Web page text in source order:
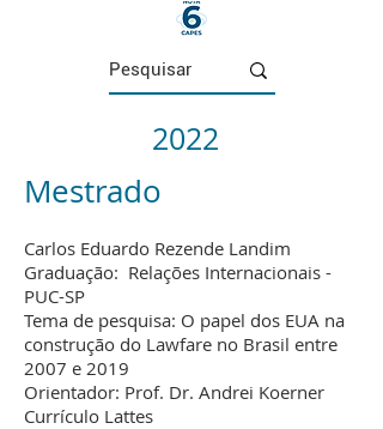
2022
Mestrado
Carlos Eduardo Rezende Landim
Graduação: Relações Internacionais -
PUC-SP
Tema de pesquisa: O papel dos EUA na
construção do Lawfare no Brasil entre
2007 e 2019
Orientador: Prof. Dr. Andrei Koerner
Currículo Lattes